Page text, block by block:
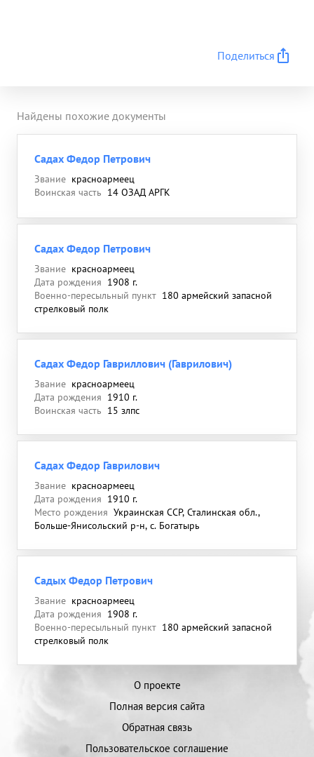
Поделиться
Найдены похожие документы
Садах Федор Петрович
Звание красноармеец
Воинская часть 14 ОЗАД АРГК
Садах Федор Петрович
Звание красноармеец
Дата рождения 1908 г.
Военно-пересыльный пункт 180 армейский запасной
стрелковый полк
Садах Федор Гавриллович (Гаврилович)
Звание красноармеец
Дата рождения 1910 г.
Воинская часть 15 злпс
Садах Федор Гаврилович
Звание красноармеец
Дата рождения 1910 г.
Место рождения Украинская ССР, Сталинская обл.,
Больше-Янисольский р-н, с. Богатырь
Садых Федор Петрович
Звание красноармеец
Дата рождения 1908 г.
Военно-пересыльный пункт 180 армейский запасной
стрелковый полк
О проекте
Полная версия сайта
Обратная связь
Пользовательское соглашение